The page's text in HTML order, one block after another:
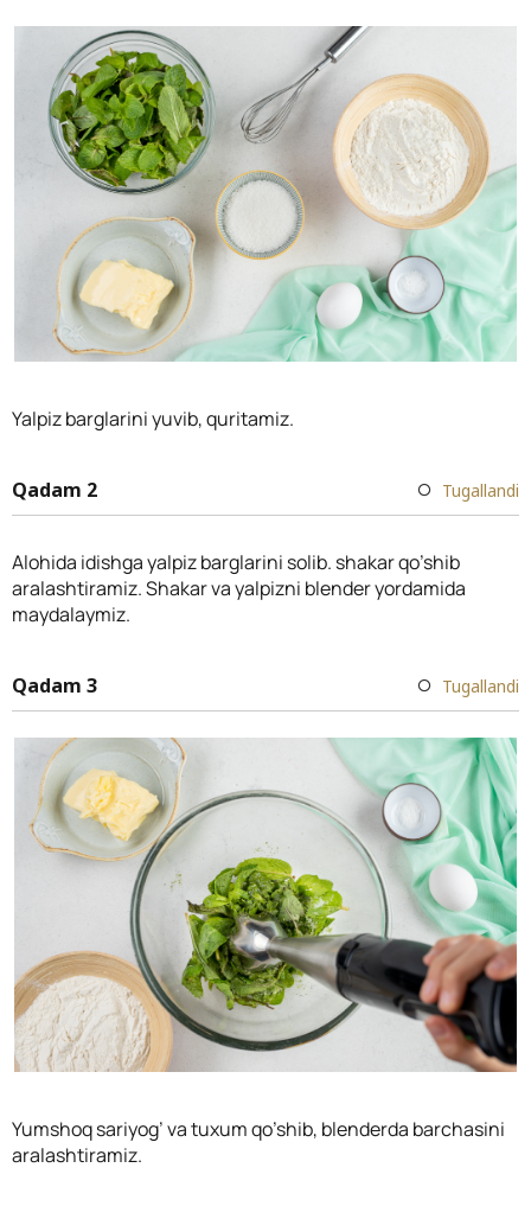
Yalpiz barglarini yuvib, quritamiz.
Qadam 2 Tugallandi
Alohida idishga yalpiz barglarini solib. shakar qo’shib
aralashtiramiz. Shakar va yalpizni blender yordamida
maydalaymiz.
Qadam 3 Tugallandi
Yumshoq sariyog’ va tuxum qo’shib, blenderda barchasini
aralashtiramiz.